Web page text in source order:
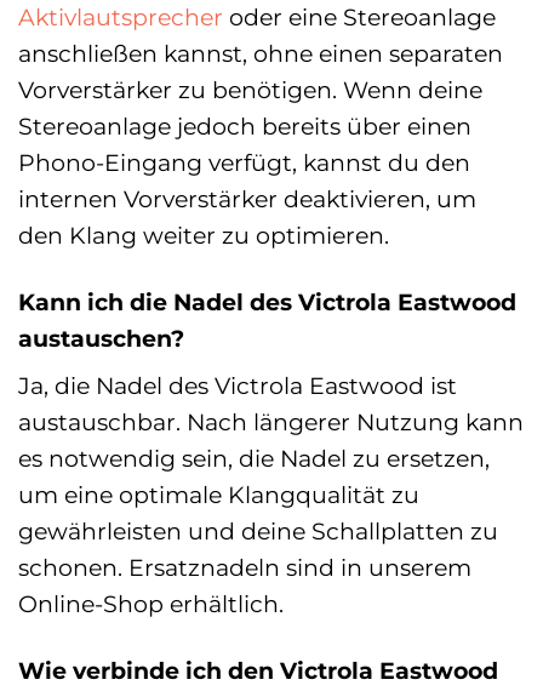
Aktivlautsprecher oder eine Stereoanlage
anschließen kannst, ohne einen separaten
Vorverstärker zu benötigen. Wenn deine
Stereoanlage jedoch bereits über einen
Phono-Eingang verfügt, kannst du den
internen Vorverstärker deaktivieren, um
den Klang weiter zu optimieren.
Kann ich die Nadel des Victrola Eastwood
austauschen?
Ja, die Nadel des Victrola Eastwood ist
austauschbar. Nach längerer Nutzung kann
es notwendig sein, die Nadel zu ersetzen,
um eine optimale Klangqualität zu
gewährleisten und deine Schallplatten zu
schonen. Ersatznadeln sind in unserem
Online-Shop erhältlich.
Wie verbinde ich den Victrola Eastwood